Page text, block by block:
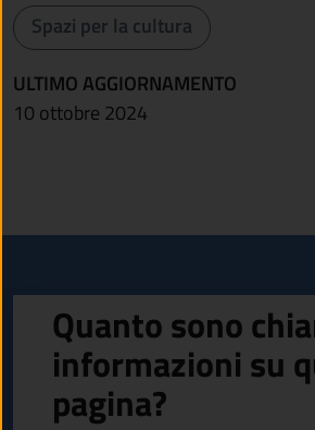
Spazi per la cultura
ULTIMO AGGIORNAMENTO
10 ottobre 2024
Quanto sono
informazioni su
pagina?